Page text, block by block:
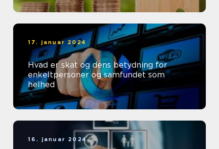
17. januar 2024
Hvad er skat og dens betydning for
enkeltpersoner og samfundet som
helhed
16. januar 2024